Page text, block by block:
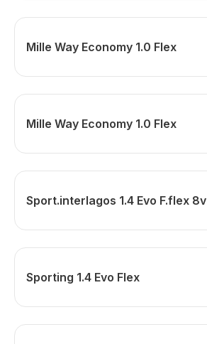
Mille Way Economy 1.0 Flex
Mille Way Economy 1.0 Flex
Sport.interlagos 1.4 Evo F.flex 8v
Sporting 1.4 Evo Flex